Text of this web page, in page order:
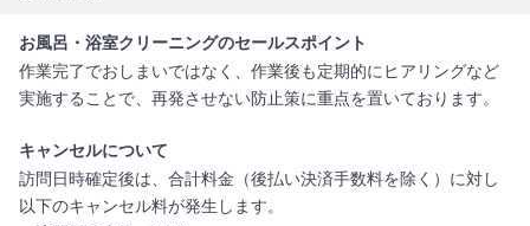
お風呂・浴室クリーニングのセールスポイント
作業完了でおしまいではなく、作業後も定期的にヒアリングなど
実施することで、再発させない防止策に重点を置いております。
キャンセルについて
訪問日時確定後は、合計料金（後払い決済手数料を除く）に対し
以下のキャンセル料が発生します。